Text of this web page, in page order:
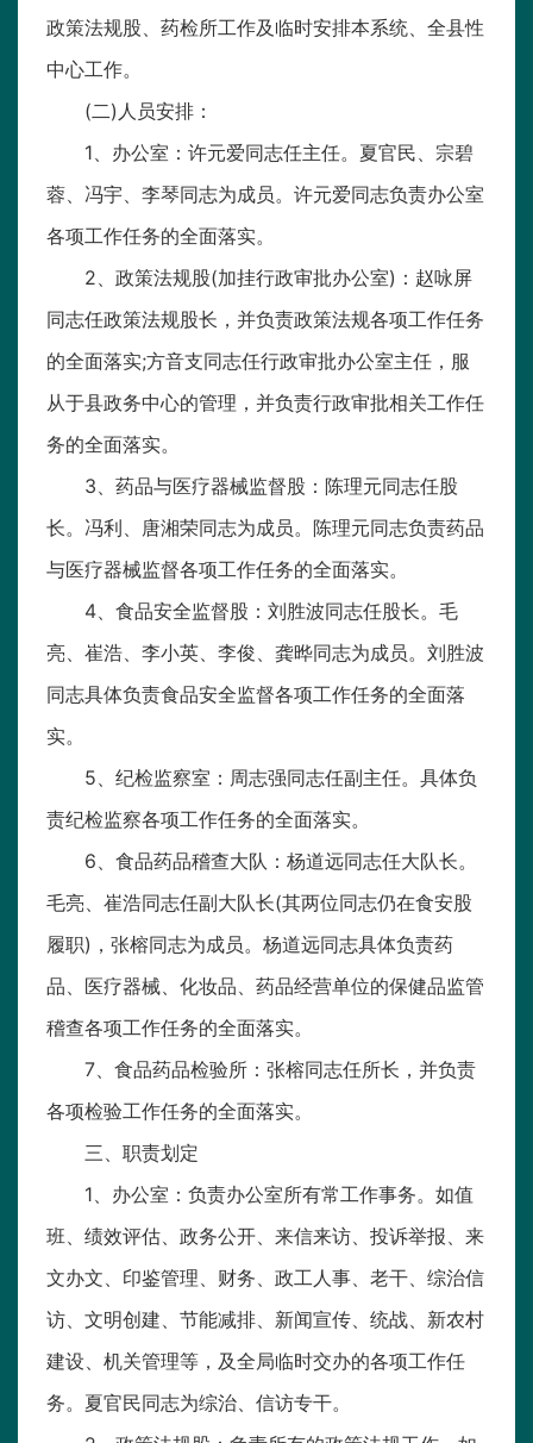
政策法规股、药检所工作及临时安排本系统、全县性
中心工作。
(二)人员安排：
1、办公室：许元爱同志任主任。夏官民、宗碧
蓉、冯宇、李琴同志为成员。许元爱同志负责办公室
各项工作任务的全面落实。
2、政策法规股(加挂行政审批办公室)：赵咏屏
同志任政策法规股长，并负责政策法规各项工作任务
的全面落实;方音支同志任行政审批办公室主任，服
从于县政务中心的管理，并负责行政审批相关工作任
务的全面落实。
3、药品与医疗器械监督股：陈理元同志任股
长。冯利、唐湘荣同志为成员。陈理元同志负责药品
与医疗器械监督各项工作任务的全面落实。
4、食品安全监督股：刘胜波同志任股长。毛
亮、崔浩、李小英、李俊、龚晔同志为成员。刘胜波
同志具体负责食品安全监督各项工作任务的全面落
实。
5、纪检监察室：周志强同志任副主任。具体负
责纪检监察各项工作任务的全面落实。
6、食品药品稽查大队：杨道远同志任大队长。
毛亮、崔浩同志任副大队长(其两位同志仍在食安股
履职)，张榕同志为成员。杨道远同志具体负责药
品、医疗器械、化妆品、药品经营单位的保健品监管
稽查各项工作任务的全面落实。
7、食品药品检验所：张榕同志任所长，并负责
各项检验工作任务的全面落实。
三、职责划定
1、办公室：负责办公室所有常工作事务。如值
班、绩效评估、政务公开、来信来访、投诉举报、来
文办文、印鉴管理、财务、政工人事、老干、综治信
访、文明创建、节能减排、新闻宣传、统战、新农村
建设、机关管理等，及全局临时交办的各项工作任
务。夏官民同志为综治、信访专干。